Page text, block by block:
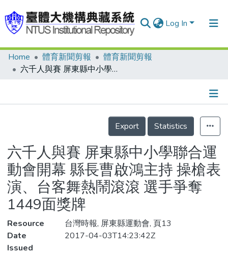
Log In
Communities & Collections
Statistics
Home 體育新聞剪報
體育新聞剪報
六千人與賽 屏東縣中小學聯合運動會開幕 縣長曹啟鴻主持 操槍表演、台客舞熱鬧滾滾 選手爭奪1449面獎牌
Details
Export
Statistics
六千人與賽 屏東縣中小學聯合運
動會開幕 縣長曹啟鴻主持 操槍表
演、台客舞熱鬧滾滾 選手爭奪
1449面獎牌
Resource
台灣時報, 屏東縣運動會, 頁13
Date
Issued
2017-04-03T14:23:42Z